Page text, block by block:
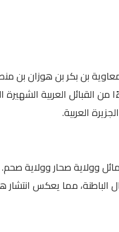
بن بكر بن هوزان بن
القبائل العربية الشهيرة
العربية.
وولاية صحار وولاية صحم.
مما يعكس انتشار